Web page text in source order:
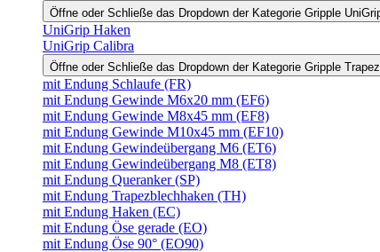
Öffne oder Schließe das Dropdown der Kategorie Gripple
UniGrip Haken
UniGrip Calibra
Öffne oder Schließe das Dropdown der Kategorie Gripple
mit Endung Schlaufe (FR)
mit Endung Gewinde M6x20 mm (EF6)
mit Endung Gewinde M8x45 mm (EF8)
mit Endung Gewinde M10x45 mm (EF10)
mit Endung Gewindeübergang M6 (ET6)
mit Endung Gewindeübergang M8 (ET8)
mit Endung Queranker (SP)
mit Endung Trapezblechhaken (TH)
mit Endung Haken (EC)
mit Endung Öse gerade (EO)
mit Endung Öse 90° (EO90)